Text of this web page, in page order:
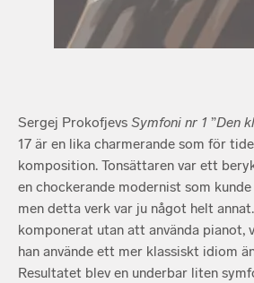
Sergej Prokofjevs Symfoni nr 1 ”Den
17 är en lika charmerande som för
komposition. Tonsättaren var ett
en chockerande modernist som
men detta verk var ju något helt
komponerat utan att använda pianot,
han använde ett mer klassiskt idiom
Resultatet blev en underbar liten